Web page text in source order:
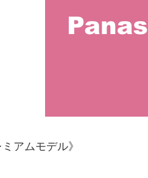
アムモデル》